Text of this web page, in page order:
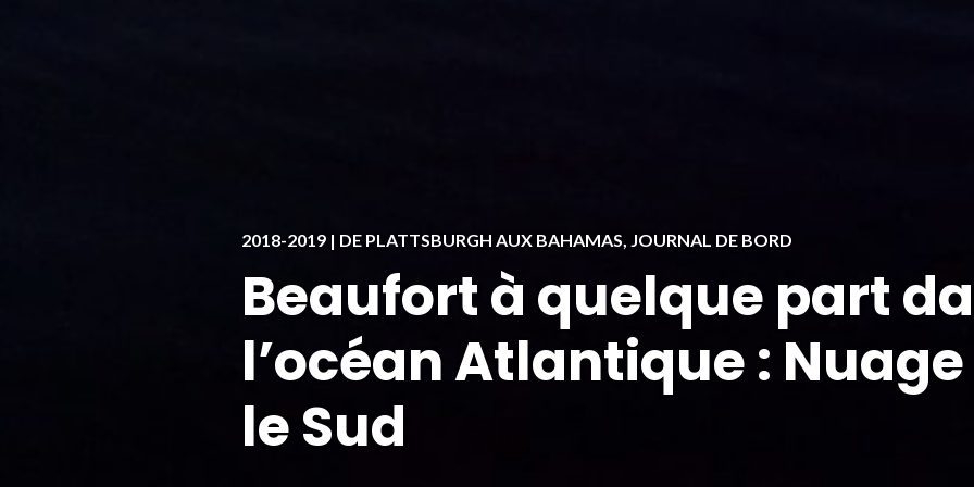
2018-2019 | DE PLATTSBURGH AUX BAHAMAS JOURNAL DE BORD
Beaufort à quelque part
l’océan Atlantique :
le Sud